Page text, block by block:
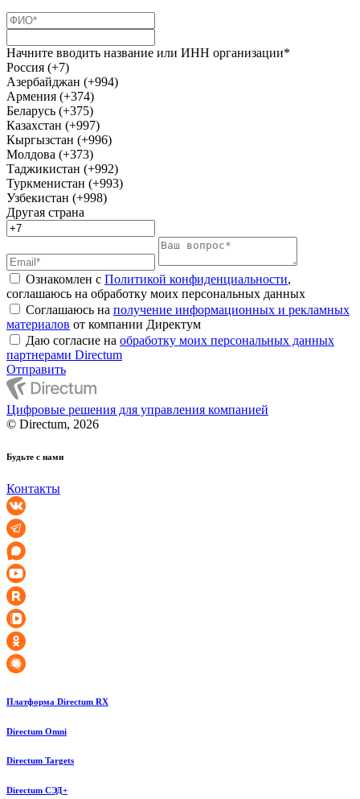
Начните вводить название или ИНН организации*
Россия (+7)
Азербайджан (+994)
Армения (+374)
Беларусь (+375)
Казахстан (+997)
Кыргызстан (+996)
Молдова (+373)
Таджикистан (+992)
Туркменистан (+993)
Узбекистан (+998)
Другая страна
Ознакомлен с Политикой конфиденциальности,
соглашаюсь на обработку моих персональных данных
Соглашаюсь на получение информационных и рекламных
материалов от компании Директум
Даю согласие на обработку моих персональных данных
партнерами Directum
Отправить
Цифровые решения для управления компанией
© Directum, 2026
Будьте с нами
Контакты
Платформа Directum RX
Directum Omni
Directum Targets
Directum СЭД+